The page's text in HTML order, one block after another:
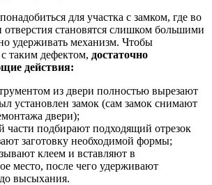
для участка с замком, где во
отверстия становятся слишком большими
удерживать механизм. Чтобы
таким дефектом, достаточно
действия:
из двери полностью вырезают
установлен замок (сам замок снимают
двери);
части подбирают подходящий отрезок
заготовку необходимой формы;
клеем и вставляют в
место, после чего удерживают
высыхания.